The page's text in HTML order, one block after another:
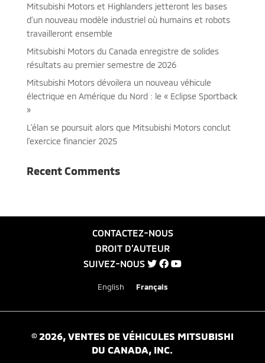
Mitsubishi Motors et Highlanders jetteront les bases
d’un nouveau modèle industriel où humains et robots
travailleront ensemble
Mitsubishi Motors du Canada enregistre de solides
résultats au premier semestre de 2026
Mitsubishi Motors dévoilera un nouveau véhicule
électrique en Amérique du Nord : le « Eclipse Sportback
»
L’élan se poursuit alors que Mitsubishi Motors conclut
l’exercice financier 2025
Recent Comments
CONTACTEZ-NOUS
DROIT D’AUTEUR
SUIVEZ-NOUS
English Français
© 2026, VENTES DE VÉHICULES MITSUBISHI
DU CANADA, INC.